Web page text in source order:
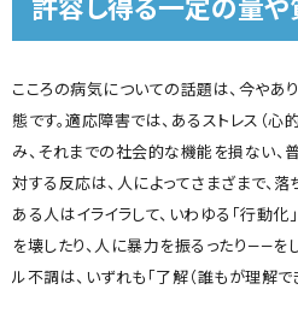
許容し得る一定の量や
こころの病気についての話題は、今やあ
態です。適応障害では、あるストレス（
み、それまでの社会的な機能を損ない、
対する反応は、人によってさまざまで、
ある人はイライラして、いわゆる「行動
を壊したり、人に暴力を振るったり――を
ル不調は、いずれも「了解（誰もが理解で